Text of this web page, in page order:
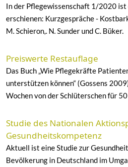
In der Pflegewissenschaft 1/2020
erschienen: Kurzgespräche -
M. Schieron,. N. Sunder und C. Büker.
Preiswerte Restauflage
Das Buch „Wie Pflegekräfte
unterstützen können“ (Gossens
Wochen von der Schlüterschen für 50
Studie des Nationalen
Gesundheitskompetenz
Aktuell ist eine Studie zur
Bevölkerung in Deutschland im